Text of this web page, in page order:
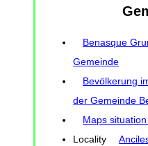
Benasque
Gemeinde
Bevölkerung
der Gemeinde
Maps
Locality